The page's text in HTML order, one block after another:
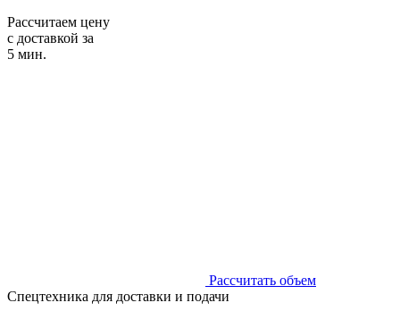
Рассчитаем цену
с доставкой за
5 мин.
Рассчитать объем
Спецтехника для доставки и подачи